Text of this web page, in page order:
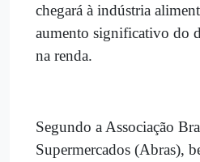
chegará à indústria
aumento significativo do
na renda.
Segundo a Associação
Supermercados (Abras),